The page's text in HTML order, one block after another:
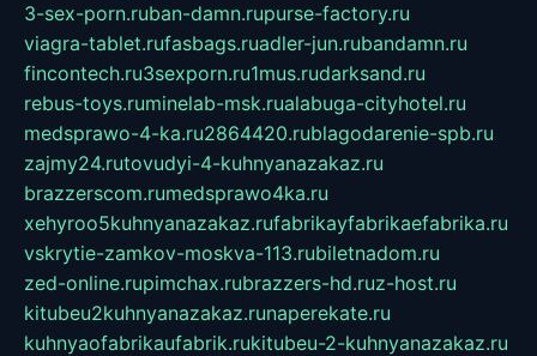
3-sex-porn.ruban-damn.rupurse-factory.ru
viagra-tablet.rufasbags.ruadler-jun.rubandamn.ru
fincontech.ru3sexporn.ru1mus.rudarksand.ru
rebus-toys.ruminelab-msk.rualabuga-cityhotel.ru
medsprawo-4-ka.ru2864420.rublagodarenie-spb.ru
zajmy24.rutovudyi-4-kuhnyanazakaz.ru
brazzerscom.rumedsprawo4ka.ru
xehyroo5kuhnyanazakaz.rufabrikayfabrikaefabrika.ru
vskrytie-zamkov-moskva-113.rubiletnadom.ru
zed-online.rupimchax.rubrazzers-hd.ruz-host.ru
kitubeu2kuhnyanazakaz.runaperekate.ru
kuhnyaofabrikaufabrik.rukitubeu-2-kuhnyanazakaz.ru